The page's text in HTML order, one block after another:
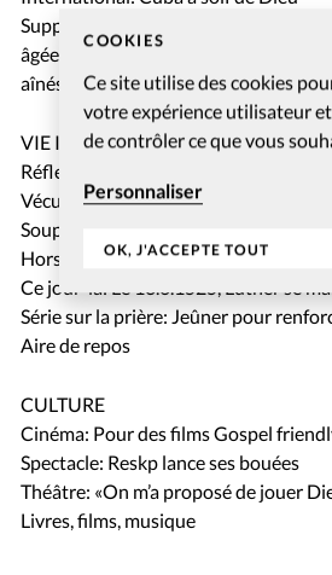
COOKIES
Ce site utilise des cookies
votre expérience utilisateur
de contrôler ce que vous
Personnaliser
OK, J'ACCEPTE TOUT
Supplément vieillesse: Le regard
âgées – Ces retraités qui ont choisi la
aînés, des trésors pour l’Eglise.
VIE INTERIEURE
Réflexion: Propriétaire ou locataire de
Vécu: «J’avais peur d’être un poids ou
Soupirs: Sagesse
Hors des sentiers battus: Les
Ce jour-là: Le 13.6.1525, Luther se
Série sur la prière: Jeûner pour
Aire de repos
CULTURE
Cinéma: Pour des films Gospel
Spectacle: Reskp lance ses bouées
Théâtre: «On m’a proposé de jouer
Livres, films, musique